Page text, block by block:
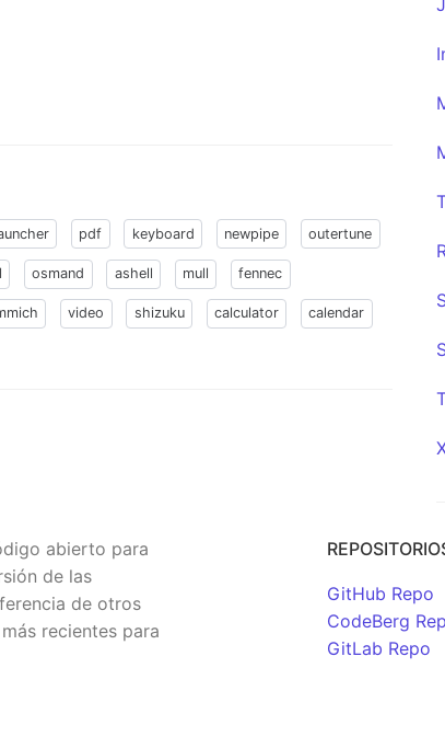
pdf keyboard newpipe outertune
osmand ashell mull fennec
video shizuku calculator calendar
abierto para
de las
de otros
recientes para
GitHub Repo
CodeBerg
GitLab Repo